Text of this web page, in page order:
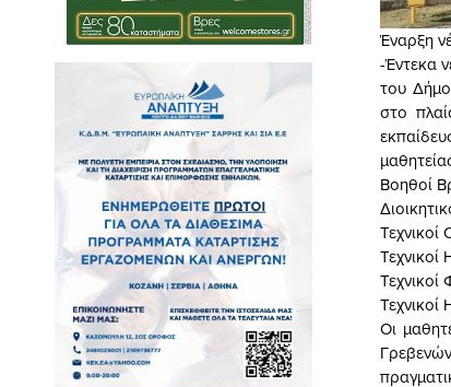
Έναρξη
-Έντεκα
του
στο
Βοηθοί
Οι